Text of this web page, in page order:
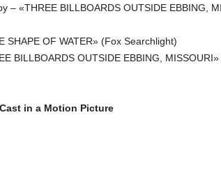
– «THREE BILLBOARDS OUTSIDE EBBING,
SHAPE OF WATER» (Fox Searchlight)
BILLBOARDS OUTSIDE EBBING,
in a Motion Picture